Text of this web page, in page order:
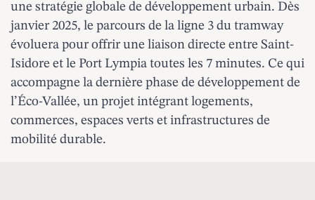
une stratégie globale de développement urbain. Dès
janvier 2025, le parcours de la ligne 3 du tramway
évoluera pour offrir une liaison directe entre Saint-
Isidore et le Port Lympia toutes les 7 minutes. Ce qui
accompagne la dernière phase de développement de
l’Éco-Vallée, un projet intégrant logements,
commerces, espaces verts et infrastructures de
mobilité durable.